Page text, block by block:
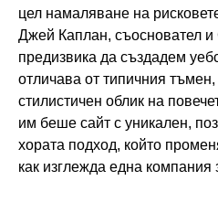
цел намаляване на
Джей Каплан, съосновател и
предизвика да създадем
отличава от типичния
стилистичен облик на
им беше сайт с уникален,
хората подход, който
как изглежда една компания